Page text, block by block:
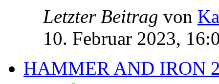
Letzter Beitrag von
10. Februar 2023,
HAMMER AND IRON